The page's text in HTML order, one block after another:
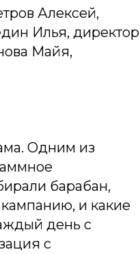
Алексей,
Илья, директор
Майя,
Одним из
барабан,
и какие
день с
с